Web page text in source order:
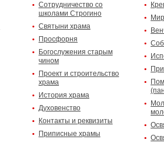
Сотрудничество со
школами Строгино
Святыни храма
Просфорня
Богослужения старым
чином
Проект и строительство
храма
История храма
Духовенство
Контакты и реквизиты
Приписные храмы